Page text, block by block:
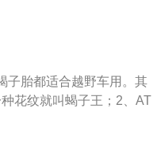
法拉利，奔驰等等。机动
常行驶，关系到车辆的支
，才能够保证机动车辆的
子胎都适合越野车用。其
花纹就叫蝎子王；2、AT
都可以用，且不会有什么